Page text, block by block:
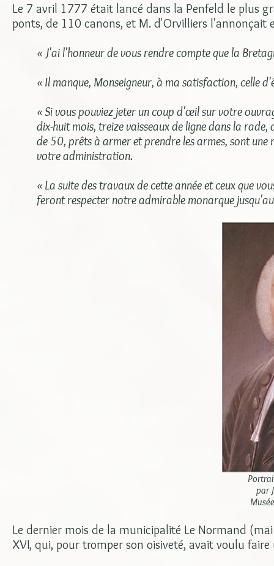
Le 7 avril 1777 était lancé dans la Penfeld le plus
ponts, de 110 canons, et M. d'Orvilliers l'annonçait
« J'ai l'honneur de vous rendre compte que la
« Il manque, Monseigneur, à ma satisfaction, celle
« Si vous pouviez jeter un coup d'œil sur votre
dix-huit mois, treize vaisseaux de ligne dans la
de 50, prêts à armer et prendre les armes, sont une
votre administration.
« La suite des travaux de cette année et ceux que
feront respecter notre admirable monarque
par
Le dernier mois de la municipalité Le Normand
XVI, qui, pour tromper son oisiveté, avait voulu